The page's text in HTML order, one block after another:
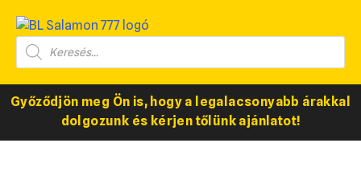
Győződjön meg Ön is, hogy a legalacsonyabb árakkal
dolgozunk és kérjen tőlünk ajánlatot!